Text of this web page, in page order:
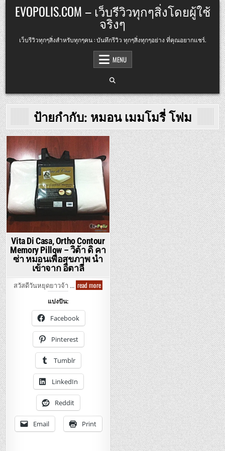
Skip
to
content
EVOPOLIS.COM – เว็บรีวิวทุกๆสิ่งโดยผู้ใช้
จริงๆ
เว็บรีวิวทุกๆสิ่งสำหรับทุกๆคน : บันทึกรีวิว ทุกๆสิ่งทุกๆอย่าง ที่คุณอยากแชร์.
MENU
ป้ายกำกับ: หมอน เมมโมรี่ โฟม
Posted
in
Vita Di Casa, Ortho Contour
Memory Pillow – วิต้า ดิ คา
ซ่า หมอนเพื่อสุขภาพ นำ
เข้าจาก อิตาลี่
สวัสดีวันหยุดยาวจ้า … read moreVita
Di
Casa,
Ortho
Contour
Memory
Pillow
หมอน
เพื่อ
สุขภาพ
จาก
อิตาลี่
แบ่งปัน:
Facebook
Pinterest
Tumblr
LinkedIn
Reddit
Email Print